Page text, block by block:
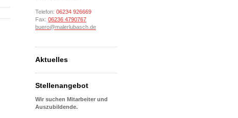
Telefon: 06234 926669
Fax: 06236 4790767
buero@malerlubasch.de
Aktuelles
Stellenangebot
Wir suchen Mitarbeiter und
Auszubildende.